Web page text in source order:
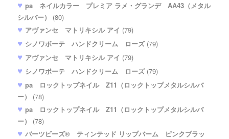
pa ネイルカラー プレミア ラメ・グランデ AA43（メタル
シルバー）
(80)
アヴァンセ マトリキシル アイ (79)
シノワボーテ ハンドクリーム ローズ(79)
アヴァンセ マトリキシル アイ (79)
シノワボーテ ハンドクリーム ローズ(79)
pa ロックトップネイル Z11（ロックトップメタルシルバ
ー）
(78)
pa ロックトップネイル Z11（ロックトップメタルシルバ
ー）
(78)
バーツビーズ® ティンテッド リップバーム ピンクブラッ